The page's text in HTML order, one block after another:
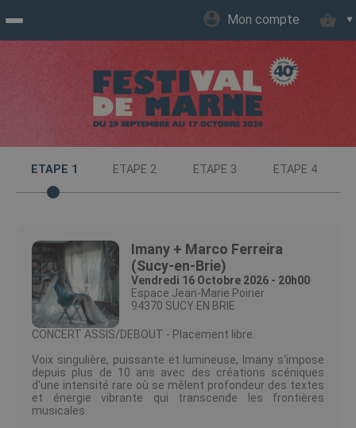
Site
Mon compte
ETAPE 1 ETAPE 2 ETAPE 3 ETAPE 4
Imany + Marco Ferreira
(Sucy-en-Brie)
Vendredi 16 Octobre 2026 - 20h00
Espace Jean-Marie Poirier
94370 SUCY EN BRIE
CONCERT ASSIS/DEBOUT - Placement libre.
Voix singulière, puissante et lumineuse, Imany s'impose
depuis plus de 10 ans avec des créations scéniques
d'une intensité rare où se mêlent profondeur des textes
et énergie vibrante qui transcende les frontières
musicales.